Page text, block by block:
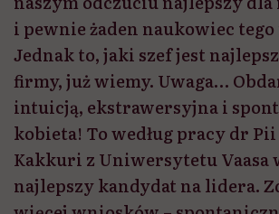
i pewnie żaden naukowiec
Jednak to, jaki szef jest
firmy, już wiemy. Uwaga…
intuicją, ekstrawersyjna i
kobieta! To według pracy dr
Kakkuri z Uniwersytetu Vaasa
najlepszy kandydat na lidera.